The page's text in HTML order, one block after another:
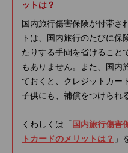
ットは？
国内旅行傷害保険が付帯さ
トは、国内旅行のたびに保
たりする手間を省けること
もありません。また、国内
ておくと、クレジットカー
子供にも、補償をつけられ
くわしくは「 国内旅行傷害
トカードのメリットは？ 」